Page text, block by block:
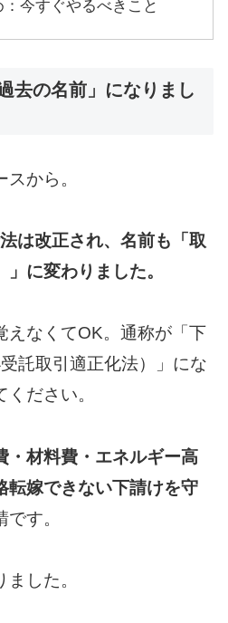
今すぐやるべきこと
去の名前」になりまし
から。
は改正され、名前も「取
に変わりました。
えなくてOK。通称が「下
託取引適正化法）」にな
ださい。
・材料費・エネルギー高
転嫁できない下請けを守
す。
した。